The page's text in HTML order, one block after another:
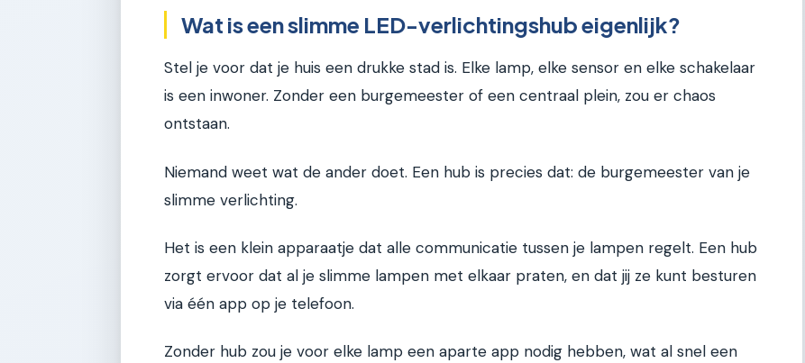
Wat is een slimme LED-verlichtingshub eigenlijk?
Stel je voor dat je huis een drukke stad is. Elke lamp, elke sensor en elke schakelaar
is een inwoner. Zonder een burgemeester of een centraal plein, zou er chaos
ontstaan.
Niemand weet wat de ander doet. Een hub is precies dat: de burgemeester van je
slimme verlichting.
Het is een klein apparaatje dat alle communicatie tussen je lampen regelt. Een hub
zorgt ervoor dat al je slimme lampen met elkaar praten, en dat jij ze kunt besturen
via één app op je telefoon.
Zonder hub zou je voor elke lamp een aparte app nodig hebben, wat al snel een